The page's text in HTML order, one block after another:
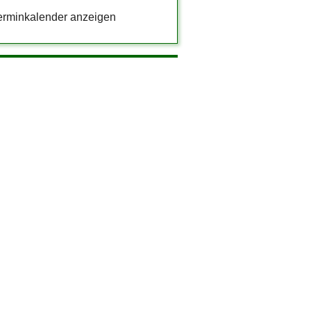
anzeigen